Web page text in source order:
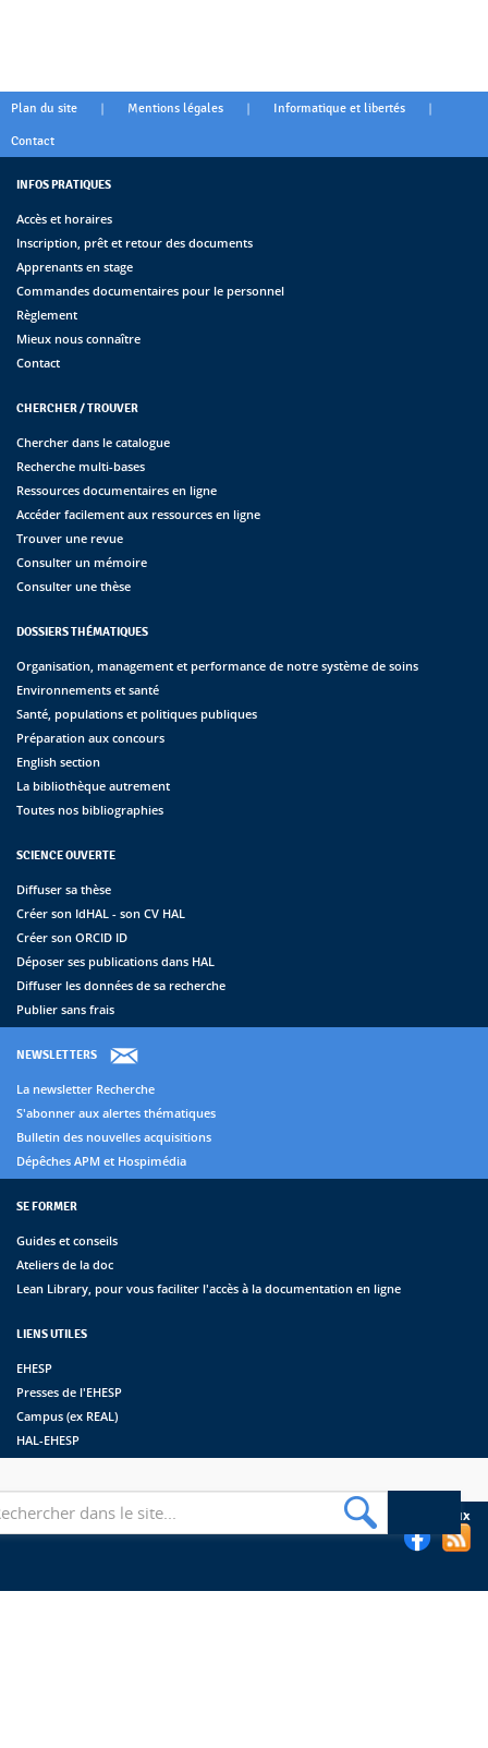
Plan du site | Mentions légales | Informatique et libertés |
Contact
INFOS PRATIQUES
Accès et horaires
Inscription, prêt et retour des documents
Apprenants en stage
Commandes documentaires pour le personnel
Règlement
Mieux nous connaître
Contact
CHERCHER / TROUVER
Chercher dans le catalogue
Recherche multi-bases
Ressources documentaires en ligne
Accéder facilement aux ressources en ligne
Trouver une revue
Consulter un mémoire
Consulter une thèse
DOSSIERS THÉMATIQUES
Organisation, management et performance de notre système de soins
Environnements et santé
Santé, populations et politiques publiques
Préparation aux concours
English section
La bibliothèque autrement
Toutes nos bibliographies
SCIENCE OUVERTE
Diffuser sa thèse
Créer son IdHAL - son CV HAL
Créer son ORCID ID
Déposer ses publications dans HAL
Diffuser les données de sa recherche
Publier sans frais
NEWSLETTERS
La newsletter Recherche
S'abonner aux alertes thématiques
Bulletin des nouvelles acquisitions
Dépêches APM et Hospimédia
SE FORMER
Guides et conseils
Ateliers de la doc
Lean Library, pour vous faciliter l'accès à la documentation en ligne
LIENS UTILES
EHESP
Presses de l'EHESP
Campus (ex REAL)
HAL-EHESP
Suivez les bibliothèques de l'EHESP sur les réseaux sociaux